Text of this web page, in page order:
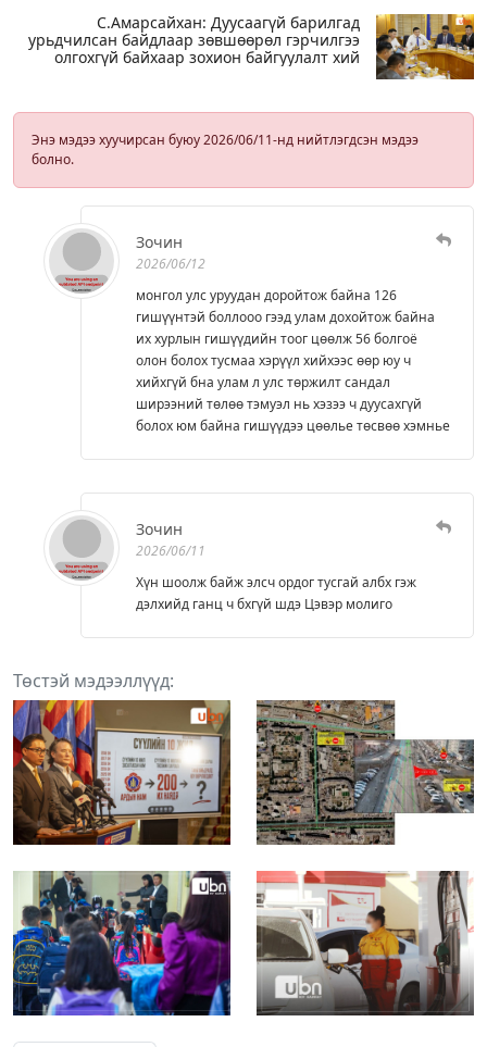
С.Амарсайхан: Дуусаагүй барилгад
урьдчилсан байдлаар зөвшөөрөл гэрчилгээ
олгохгүй байхаар зохион байгуулалт хий
Энэ мэдээ хуучирсан буюу 2026/06/11-нд нийтлэгдсэн мэдээ
болно.
Зочин
2026/06/12
монгол улс уруудан доройтож байна 126
гишүүнтэй боллооо гээд улам дохойтож байна
их хурлын гишүүдийн тоог цөөлж 56 болгоё
олон болох тусмаа хэрүүл хийхээс өөр юу ч
хийхгүй бна улам л улс төржилт сандал
ширээний төлөө тэмуэл нь хэзээ ч дуусахгүй
болох юм байна гишүүдээ цөөлье төсвөө хэмнье
Зочин
2026/06/11
Хүн шоолж байж элсч ордог тусгай албх гэж
дэлхийд ганц ч бхгүй шдэ Цэвэр молиго
Төстэй мэдээллүүд: